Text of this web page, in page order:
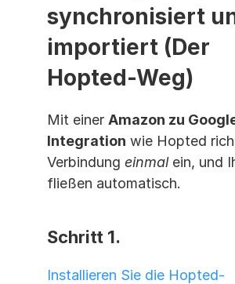
synchronisiert
importiert (Der
Hopted-Weg)
Mit einer Amazon zu
Integration wie Hopted
Verbindung einmal ein, und
fließen automatisch.
Schritt 1.
Installieren Sie die Hopted-